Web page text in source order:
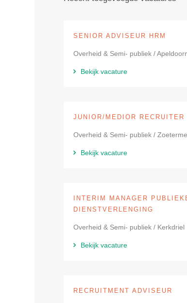
SENIOR ADVISEUR HRM
Overheid & Semi- publiek /
Bekijk vacature
JUNIOR/MEDIOR RECRUITER
Overheid & Semi- publiek /
Bekijk vacature
INTERIM MANAGER
DIENSTVERLENGING
Overheid & Semi- publiek / Kerkdriel
Bekijk vacature
RECRUITMENT ADVISEUR